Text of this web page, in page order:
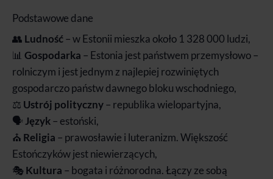
Podstawowe dane
👥 Ludność– w Estonii mieszka około 1 328 000 ludzi,
📊 Gospodarka – Estonia jest państwem przemysłowo –
rolniczym i jest jednym z najlepiej rozwiniętych
gospodarczo państw dawnego bloku wschodniego,
⚖️ Ustrój polityczny– republika wielopartyjna,
🗣️ Język– estoński,
⛪ Religia – prawosławie i luteranizm. Większość
Estończyków jest niewierzących,
🎭Kultura – bogata i różnorodna. Łączy ze sobą